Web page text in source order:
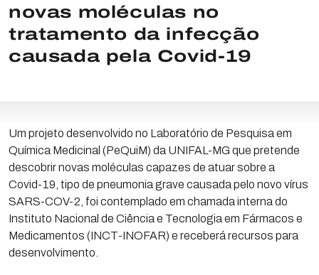
novas moléculas no
tratamento da infecção
causada pela Covid-19
Um projeto desenvolvido no Laboratório de Pesquisa em
Química Medicinal (PeQuiM) da UNIFAL-MG que pretende
descobrir novas moléculas capazes de atuar sobre a
Covid-19, tipo de pneumonia grave causada pelo novo vírus
SARS-COV-2, foi contemplado em chamada interna do
Instituto Nacional de Ciência e Tecnologia em Fármacos e
Medicamentos (INCT-INOFAR) e receberá recursos para
desenvolvimento.